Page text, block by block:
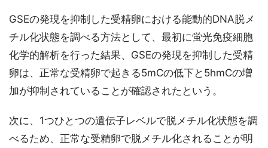
GSEの発現を抑制した受精卵における能動的DNA脱メ
チル化状態を調べる方法として、最初に蛍光免疫細胞
化学的解析を行った結果、GSEの発現を抑制した受精
卵は、正常な受精卵で起きる5mCの低下と5hmCの増
加が抑制されていることが確認されたという。
次に、1つひとつの遺伝子レベルで脱メチル化状態を調
べるため、正常な受精卵で脱メチル化されることが明